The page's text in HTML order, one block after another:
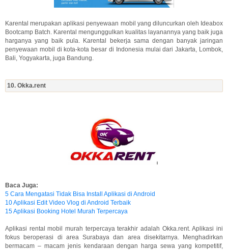
Karental merupakan aplikasi penyewaan mobil yang diluncurkan oleh Ideabox
Bootcamp Batch. Karental mengunggulkan kualitas layanannya yang baik juga
harganya yang baik pula. Karental bekerja sama dengan banyak jaringan
penyewaan mobil di kota-kota besar di Indonesia mulai dari Jakarta, Lombok,
Bali, Yogyakarta, juga Bandung.
10. Okka.rent
Baca Juga:
5 Cara Mengatasi Tidak Bisa Install Aplikasi di Android
10 Aplikasi Edit Video Vlog di Android Terbaik
15 Aplikasi Booking Hotel Murah Terpercaya
Aplikasi rental mobil murah terpercaya terakhir adalah Okka.rent. Aplikasi ini
fokus beroperasi di area Surabaya dan area disekitarnya. Menghadirkan
bermacam – macam jenis kendaraan dengan harga sewa yang kompetitif,